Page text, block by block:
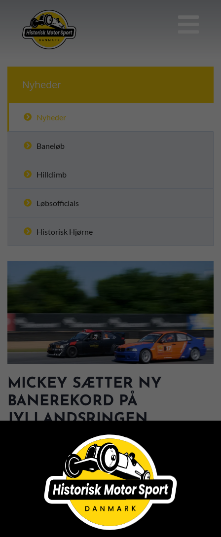
Nyheder
Nyheder
Baneløb
Hillclimb
Løbsofficials
Historisk Hjørne
MICKEY SÆTTER NY
BANEREKORD PÅ
JYLLANDSRINGEN
Foto: Jesper Lillesø
Ved Danish Masters / Porsche Festival på FDM
Jyllandsringen i weekenden den 27.-28. juni slog slog
Mickey Mikkelsen, Youngtimer 1, i heat 2 den gamle
rekord, som var sat af Morten Straarup tilbage i 2024.